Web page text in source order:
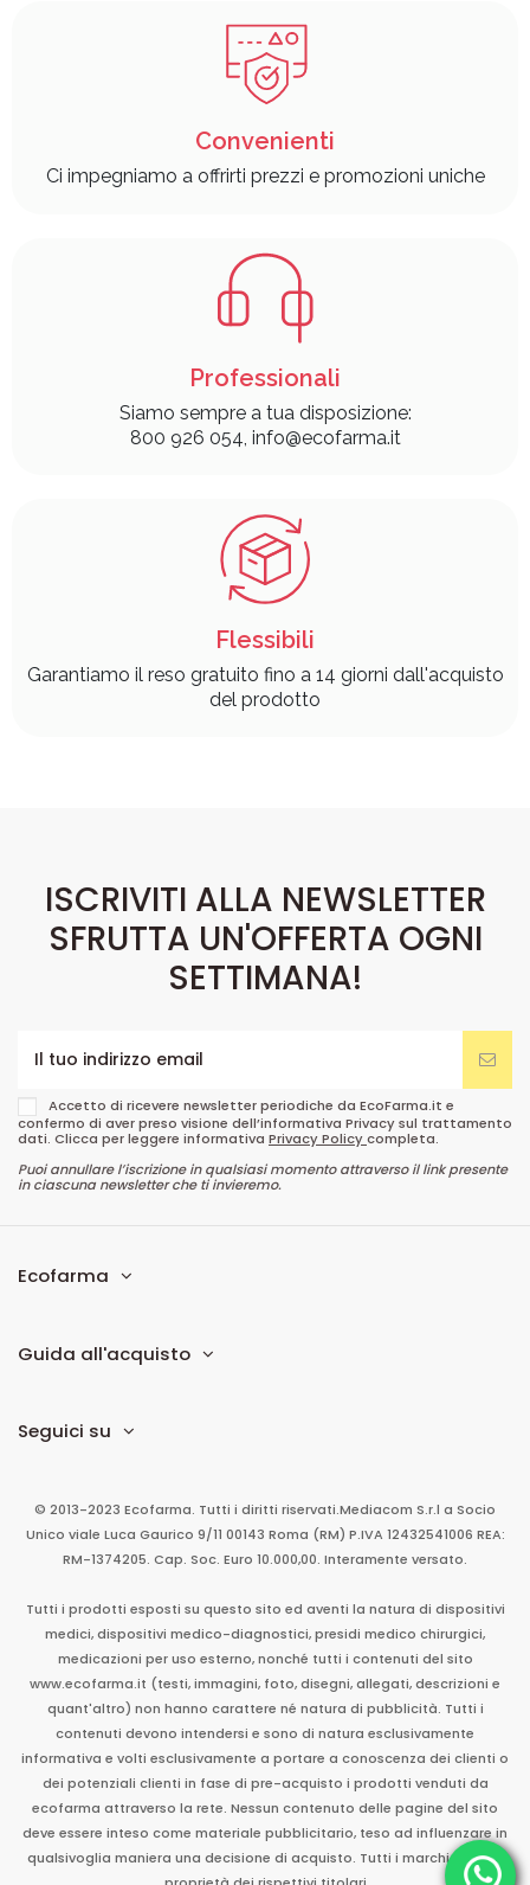
Convenienti
Ci impegniamo a offrirti prezzi e promozioni uniche
Professionali
Siamo sempre a tua disposizione:
800 926 054, info@ecofarma.it
Flessibili
Garantiamo il reso gratuito fino a 14 giorni dall'acquisto
del prodotto
ISCRIVITI ALLA NEWSLETTER
SFRUTTA UN'OFFERTA OGNI
SETTIMANA!
Accetto di ricevere newsletter periodiche da EcoFarma.it e
confermo di aver preso visione dell’informativa Privacy sul trattamento
dati. Clicca per leggere informativa Privacy Policycompleta.
Puoi annullare l’iscrizione in qualsiasi momento attraverso il link presente
in ciascuna newsletter che ti invieremo.
Ecofarma
Guida all'acquisto
Seguici su
© 2013-2023 Ecofarma. Tutti i diritti riservati.Mediacom S.r.l a Socio
Unico viale Luca Gaurico 9/11 00143 Roma (RM) P.IVA 12432541006 REA:
RM-1374205. Cap. Soc. Euro 10.000,00. Interamente versato.
Tutti i prodotti esposti su questo sito ed aventi la natura di dispositivi
medici, dispositivi medico-diagnostici, presidi medico chirurgici,
medicazioni per uso esterno, nonché tutti i contenuti del sito
www.ecofarma.it (testi, immagini, foto, disegni, allegati, descrizioni e
quant'altro) non hanno carattere né natura di pubblicità. Tutti i
contenuti devono intendersi e sono di natura esclusivamente
informativa e volti esclusivamente a portare a conoscenza dei clienti o
dei potenziali clienti in fase di pre-acquisto i prodotti venduti da
ecofarma attraverso la rete. Nessun contenuto delle pagine del sito
deve essere inteso come materiale pubblicitario, teso ad influenzare in
qualsivoglia maniera una decisione di acquisto. Tutti i marchi sono di